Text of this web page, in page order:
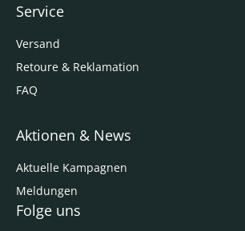
Service
Versand
Retoure & Reklamation
FAQ
Aktionen & News
Aktuelle Kampagnen
Meldungen
Folge uns